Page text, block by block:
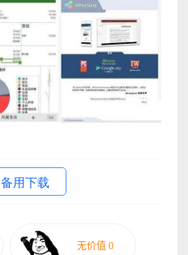
备用下载